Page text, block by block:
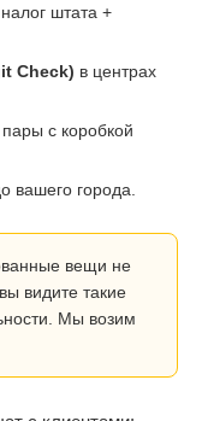
штата +
Check) в центрах
с коробкой
вашего города.
вещи не
видите такие
Мы возим